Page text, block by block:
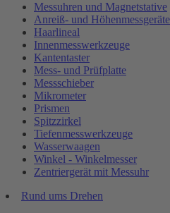
Messuhren und Magnetstative
Anreiß- und Höhenmessgeräte
Haarlineal
Innenmesswerkzeuge
Kantentaster
Mess- und Prüfplatte
Messschieber
Mikrometer
Prismen
Spitzzirkel
Tiefenmesswerkzeuge
Wasserwaagen
Winkel - Winkelmesser
Zentriergerät mit Messuhr
Rund ums Drehen